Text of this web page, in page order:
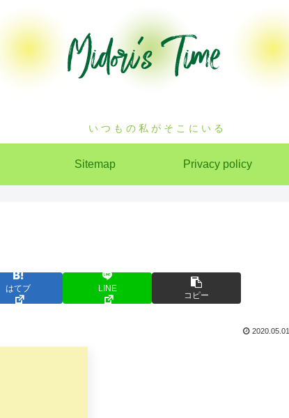
い つ も の 私 が そ こ に い る
Sitemap Privacy policy
はてブ LINE
コピー
2020.05.01